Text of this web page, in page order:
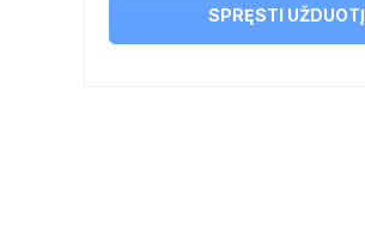
SPRĘSTI UŽDUOTĮ